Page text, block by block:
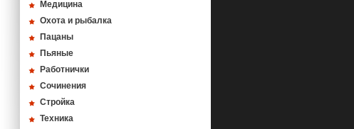
Медицина
Охота и рыбалка
Пацаны
Пьяные
Работнички
Сочинения
Стройка
Техника